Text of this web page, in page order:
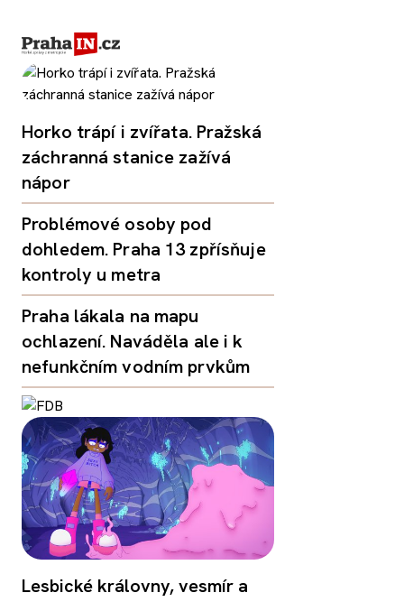
Horko trápí i zvířata. Pražská
záchranná stanice zažívá
nápor
Problémové osoby pod
dohledem. Praha 13 zpřísňuje
kontroly u metra
Praha lákala na mapu
ochlazení. Naváděla ale i k
nefunkčním vodním prvkům
Lesbické královny, vesmír a